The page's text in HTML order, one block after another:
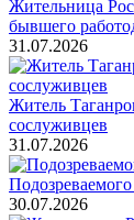
Жительница
бывшего
31.07.2026
Житель
сослуживцев
31.07.2026
30.07.2026